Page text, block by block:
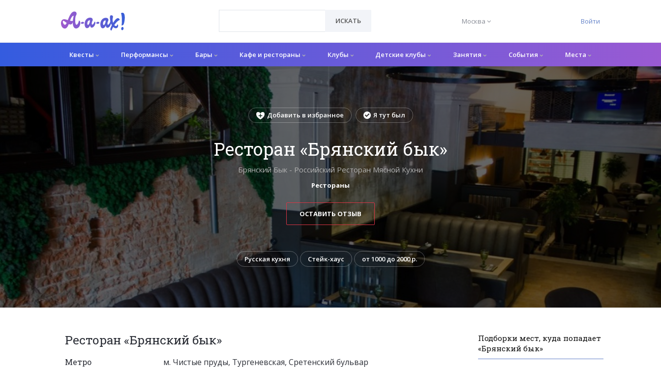
ИСКАТЬ Москва Войти
Квесты Перформансы Бары Кафе и рестораны Клубы Детские клубы Занятия События Места
Добавить в избранное Я тут был
Ресторан «Брянский бык»
Брянский Бык - Российский Ресторан Мясной Кухни
Рестораны
ОСТАВИТЬ ОТЗЫВ
Русская кухня Стейк-хаус от 1000 до 2000 р.
Ресторан «Брянский бык»
Метро м. Чистые пруды, Тургеневская, Сретенский бульвар
Подборки мест, куда попадает
«Брянский бык»